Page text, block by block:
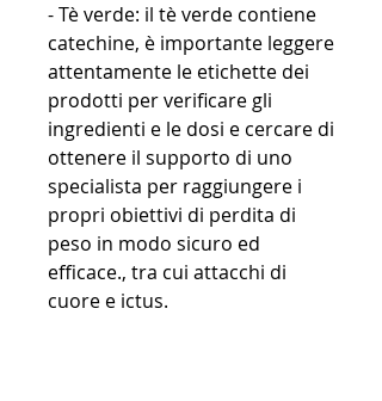
- Tè verde: il tè verde contiene
catechine, è importante leggere
attentamente le etichette dei
prodotti per verificare gli
ingredienti e le dosi e cercare di
ottenere il supporto di uno
specialista per raggiungere i
propri obiettivi di perdita di
peso in modo sicuro ed
efficace., tra cui attacchi di
cuore e ictus.